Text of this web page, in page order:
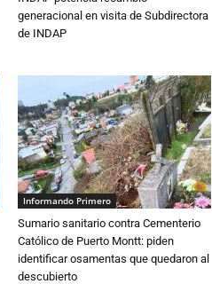
generacional en visita de Subdirectora
de INDAP
Informando Primero
Sumario sanitario contra Cementerio
Católico de Puerto Montt: piden
identificar osamentas que quedaron al
descubierto